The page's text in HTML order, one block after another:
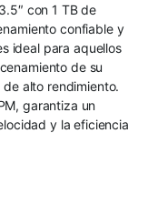
con 1 TB de
confiable y
ideal para aquellos
de su
alto rendimiento.
garantiza un
y la eficiencia